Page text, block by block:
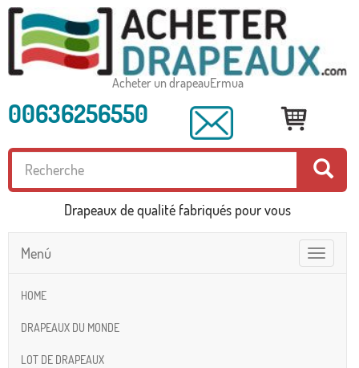
Acheter un drapeauErmua
00636256550
Drapeaux de qualité fabriqués pour vous
Toggle
navigation
Menú
HOME
DRAPEAUX DU MONDE
LOT DE DRAPEAUX